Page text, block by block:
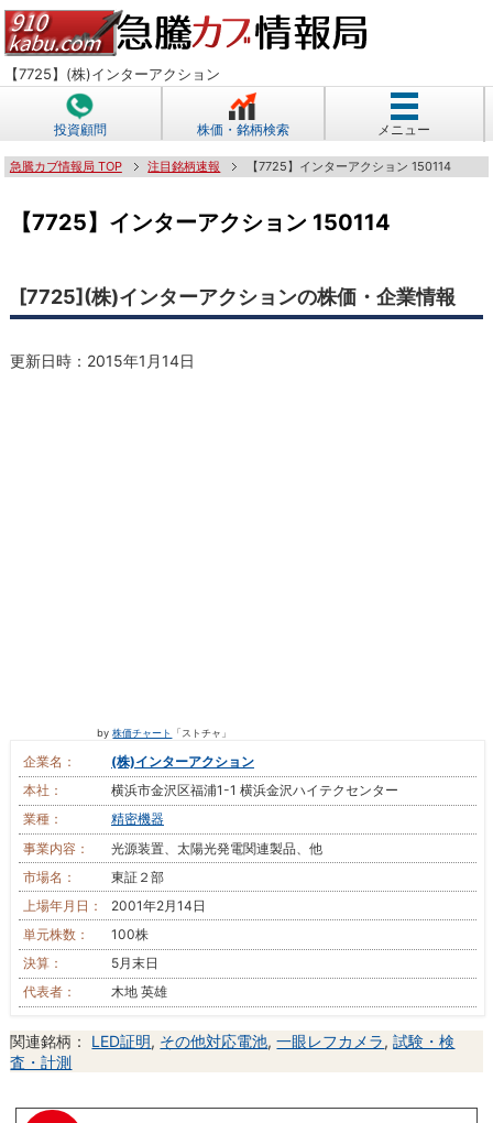
【7725】(株)インターアクション
投資顧問 株価・銘柄検索 メニュー
急騰カブ情報局 TOP 注目銘柄速報 【7725】インターアクション 150114
【7725】インターアクション 150114
[7725](株)インターアクションの株価・企業情報
更新日時： 2015年1月14日
by株価チャート 「ストチャ」
企業名：
(株)インターアクション
本社：
横浜市金沢区福浦1-1 横浜金沢ハイテクセンター
業種：
精密機器
事業内容：
光源装置、太陽光発電関連製品、他
市場名：
東証２部
上場年月日：
2001年2月14日
単元株数：
100株
決算：
5月末日
代表者：
木地 英雄
関連銘柄： LED証明, その他対応電池,一眼レフカメラ,試験・検
査・計測